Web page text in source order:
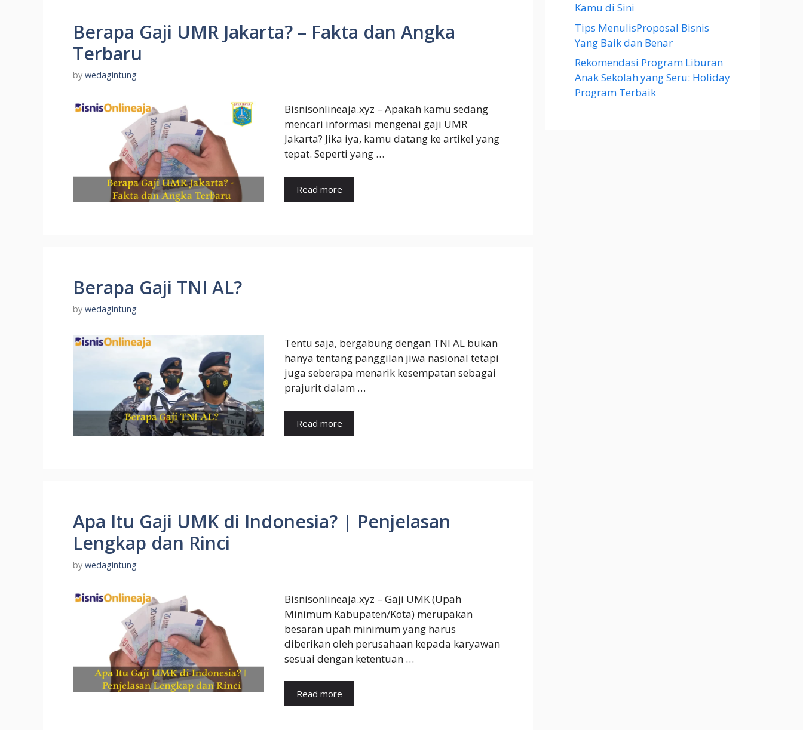
Berapa Gaji UMR Jakarta? – Fakta dan Angka
Terbaru
by wedagintung
Bisnisonlineaja.xyz – Apakah kamu sedang
mencari informasi mengenai gaji UMR
Jakarta? Jika iya, kamu datang ke artikel yang
tepat. Seperti yang …
Read more
Berapa Gaji TNI AL?
by wedagintung
Tentu saja, bergabung dengan TNI AL bukan
hanya tentang panggilan jiwa nasional tetapi
juga seberapa menarik kesempatan sebagai
prajurit dalam …
Read more
Apa Itu Gaji UMK di Indonesia? | Penjelasan
Lengkap dan Rinci
by wedagintung
Bisnisonlineaja.xyz – Gaji UMK (Upah
Minimum Kabupaten/Kota) merupakan
besaran upah minimum yang harus
diberikan oleh perusahaan kepada karyawan
sesuai dengan ketentuan …
Read more
Kamu di Sini
Tips MenulisProposal Bisnis
Yang Baik dan Benar
Rekomendasi Program Liburan
Anak Sekolah yang Seru: Holiday
Program Terbaik